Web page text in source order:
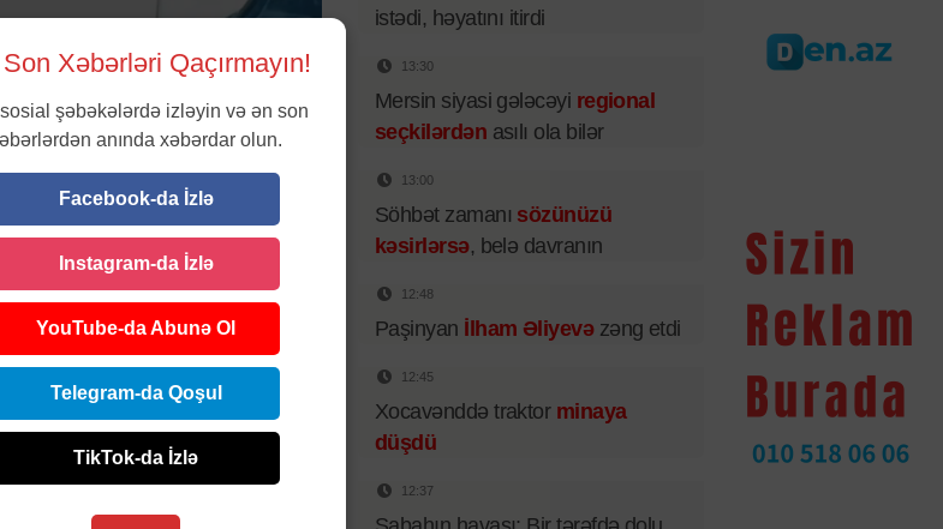
istədi, həyatını itirdi
13:30
Mersin siyasi gələcəyi regional
seçkilərdən asılı ola bilər
13:00
Söhbət zamanı sözünüzü
kəsirlərsə, belə davranın
12:48
Paşinyan İlham Əliyevəzəng etdi
12:45
Xocavənddə traktor minaya
düşdü
12:37
Xəbərləri Qaçırmayın!
şəbəkələrdə izləyin və ən son
anında xəbərdar olun.
Facebook-da İzlə
Instagram-da İzlə
YouTube-da Abunə Ol
Telegram-da Qoşul
TikTok-da İzlə